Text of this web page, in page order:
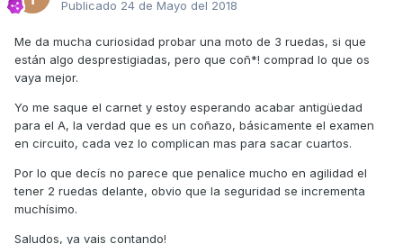
Publicado 24 de Mayo del 2018
Me da mucha curiosidad probar una moto de 3 ruedas, si que
están algo desprestigiadas, pero que coñ*! comprad lo que os
vaya mejor.
Yo me saque el carnet y estoy esperando acabar antigüedad
para el A, la verdad que es un coñazo, básicamente el examen
en circuito, cada vez lo complican mas para sacar cuartos.
Por lo que decís no parece que penalice mucho en agilidad el
tener 2 ruedas delante, obvio que la seguridad se incrementa
muchísimo.
Saludos, ya vais contando!